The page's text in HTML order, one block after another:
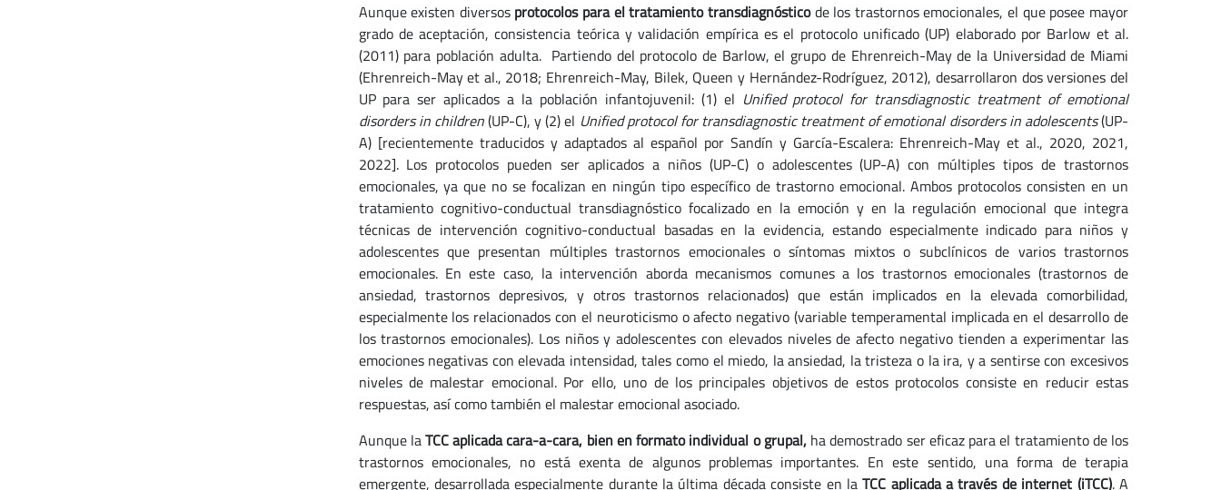
Aunque existen diversos protocolos para el tratamiento transdiagnósticode los trastornos emocionales, el que posee mayor
grado de aceptación, consistencia teórica y validación empírica es el protocolo unificado (UP) elaborado por Barlow et al.
(2011) para población adulta. Partiendo del protocolo de Barlow, el grupo de Ehrenreich-May de la Universidad de Miami
(Ehrenreich-May et al., 2018; Ehrenreich-May, Bilek, Queen y Hernández-Rodríguez, 2012), desarrollaron dos versiones del
UP para ser aplicados a la población infantojuvenil: (1) el Unified protocol for transdiagnostic treatment of emotional
disorders in children(UP-C), y (2) el Unified protocol for transdiagnostic treatment of emotional disorders in adolescents(UP-
A) [recientemente traducidos y adaptados al español por Sandín y García-Escalera: Ehrenreich-May et al., 2020, 2021,
2022]. Los protocolos pueden ser aplicados a niños (UP-C) o adolescentes (UP-A) con múltiples tipos de trastornos
emocionales, ya que no se focalizan en ningún tipo específico de trastorno emocional. Ambos protocolos consisten en un
tratamiento cognitivo-conductual transdiagnóstico focalizado en la emoción y en la regulación emocional que integra
técnicas de intervención cognitivo-conductual basadas en la evidencia, estando especialmente indicado para niños y
adolescentes que presentan múltiples trastornos emocionales o síntomas mixtos o subclínicos de varios trastornos
emocionales. En este caso, la intervención aborda mecanismos comunes a los trastornos emocionales (trastornos de
ansiedad, trastornos depresivos, y otros trastornos relacionados) que están implicados en la elevada comorbilidad,
especialmente los relacionados con el neuroticismo o afecto negativo (variable temperamental implicada en el desarrollo de
los trastornos emocionales). Los niños y adolescentes con elevados niveles de afecto negativo tienden a experimentar las
emociones negativas con elevada intensidad, tales como el miedo, la ansiedad, la tristeza o la ira, y a sentirse con excesivos
niveles de malestar emocional. Por ello, uno de los principales objetivos de estos protocolos consiste en reducir estas
respuestas, así como también el malestar emocional asociado.
Aunque laTCC aplicada cara-a-cara, bien en formato individual o grupal,ha demostrado ser eficaz para el tratamiento de los
trastornos emocionales, no está exenta de algunos problemas importantes. En este sentido, una forma de terapia
emergente, desarrollada especialmente durante la última década consiste en laTCC aplicada a través de internet (iTCC). A